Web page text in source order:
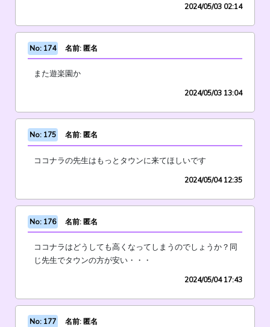
2024/05/03 02:14
No: 174 名前: 匿名
また遊楽園か
2024/05/03 13:04
No: 175 名前: 匿名
ココナラの先生はもっとタウンに来てほしいです
2024/05/04 12:35
No: 176 名前: 匿名
ココナラはどうしても高くなってしまうのでしょうか？同
じ先生でタウンの方が安い・・・
2024/05/04 17:43
No: 177 名前: 匿名